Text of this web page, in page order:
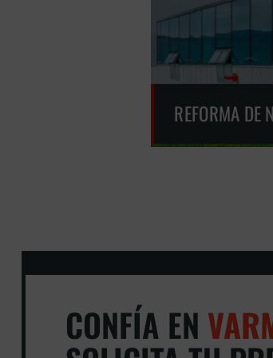
REFORMA DE
CONFÍA EN